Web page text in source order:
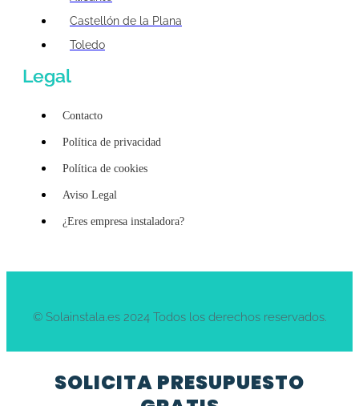
Castellón de la Plana
Toledo
Legal
Contacto
Política de privacidad
Política de cookies
Aviso Legal
¿Eres empresa instaladora?
© Solainstala.es 2024 Todos los derechos reservados.
SOLICITA PRESUPUESTO